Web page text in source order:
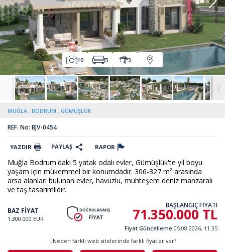
10 5 3
MUĞLA BODRUM GÜMÜŞLÜK
REF. No: BJV-0454
YAZDIR PAYLAŞ RAPOR
Muğla Bodrum'daki 5 yatak odalı evler, Gümüşlük'te yıl boyu
yaşam için mükemmel bir konumdadır. 306-327 m² arasında
arsa alanları bulunan evler, havuzlu, muhteşem deniz manzaralı
ve taş tasarımlıdır.
BAZ FİYAT
1.300.000 EUR
BAŞLANGIÇ FİYATI
71.350.000 TL
Fiyat Güncelleme 05.08.2026, 11.35
Neden farklı web sitelerinde farklı fiyatlar var?